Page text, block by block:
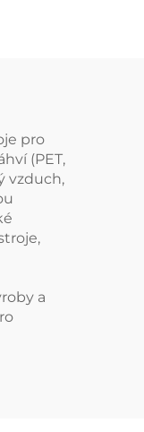
pro
(PET,
vzduch,
a